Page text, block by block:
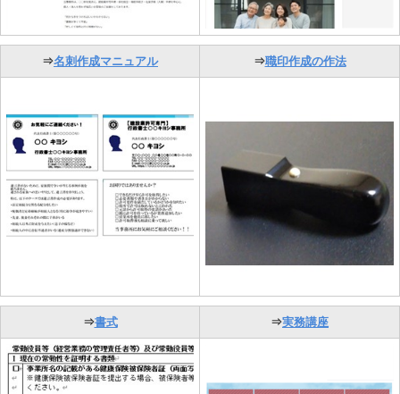
⇒名刺作成マニュアル ⇒職印作成の作法
⇒書式 ⇒実務講座